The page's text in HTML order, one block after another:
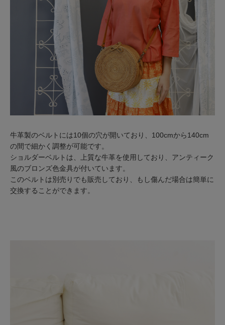
牛革製のベルトには10個の穴が開いており、100cmから140cm
の間で細かく調整が可能です。
ショルダーベルトは、上質な牛革を使用しており、アンティーク
風のブロンズ色金具が付いています。
このベルトは別売りでも販売しており、もし傷んだ場合は簡単に
交換することができます。